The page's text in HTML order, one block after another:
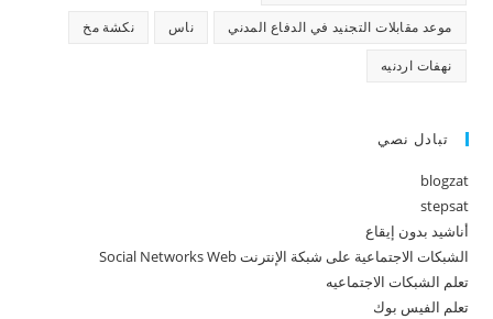
موعد مقابلات التجنيد في الدفاع المدني ناس نكشة مخ
نهفات اردنيه
تبادل نصي
blogzat
stepsat
أناشيد بدون إيقاع
الشبكات الاجتماعية على شبكة الإنترنت Social Networks Web
تعلم الشبكات الاجتماعيه
تعلم الفيس بوك